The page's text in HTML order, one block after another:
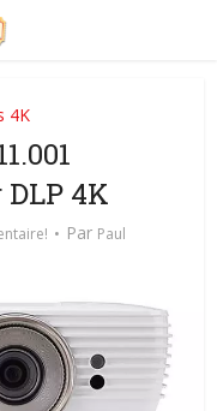
4K
4K
Par Paul